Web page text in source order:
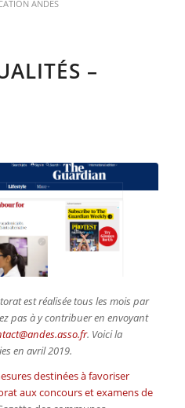
ANDÈS
–
est réalisée tous les mois par
pas à y contribuer en envoyant
. Voici la
en avril 2019.
destinées à favoriser
aux concours et examens de